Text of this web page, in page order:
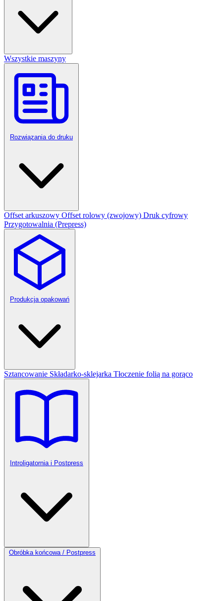
Wszystkie maszyny
Rozwiązania do druku
Offset arkuszowy Offset rolowy (zwojowy) Druk cyfrowy
Przygotowalnia (Prepress)
Produkcja opakowań
Sztancowanie Składarko-sklejarka Tłoczenie folią na gorąco
Introligatornia i Postpress
Obróbka końcowa / Postpress